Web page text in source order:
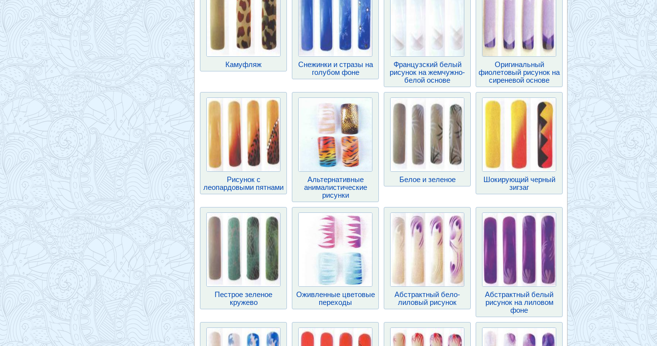
Камуфляж
Снежинки и стразы на
голубом фоне
Французский белый
рисунок на жемчужно-
белой основе
Оригинальный
фиолетовый рисунок на
сиреневой основе
Рисунок с
леопардовыми пятнами
Альтернативные
анималистические
рисунки
Белое и зеленое
Шокирующий черный
зигзаг
Пестрое зеленое
кружево
Оживленные цветовые
переходы
Абстрактный бело-
лиловый рисунок
Абстрактный белый
рисунок на лиловом
фоне